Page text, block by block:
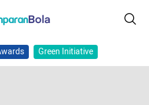
Green Initiative